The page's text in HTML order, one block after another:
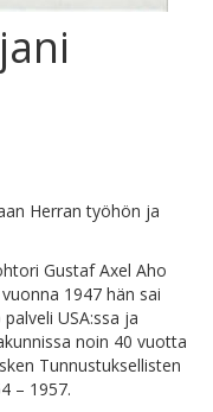
Herran työhön ja
Gustaf Axel Aho
1947 hän sai
USA:ssa ja
noin 40 vuotta
Tunnustuksellisten
– 1957.